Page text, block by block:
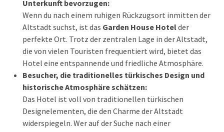
Unterkunft bevorzugen:
Wenn du nach einem ruhigen Rückzugsort inmitten der
Altstadt suchst, ist das Garden House Hotelder
perfekte Ort. Trotz der zentralen Lage in der Altstadt,
die von vielen Touristen frequentiert wird, bietet das
Hotel eine entspannende und friedliche Atmosphäre.
Besucher, die traditionelles türkisches Design und
historische Atmosphäre schätzen:
Das Hotel ist voll von traditionellen türkischen
Designelementen, die den Charme der Altstadt
widerspiegeln. Wer auf der Suche nach einer